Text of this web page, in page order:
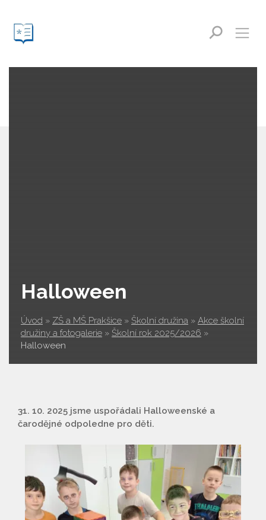
Halloween
Úvod » ZŠ a MŠ Prakšice » Školní družina » Akce školní
družiny a fotogalerie » Školní rok 2025/2026 »
Halloween
31. 10. 2025 jsme uspořádali Halloweenské a
čarodějné odpoledne pro děti.